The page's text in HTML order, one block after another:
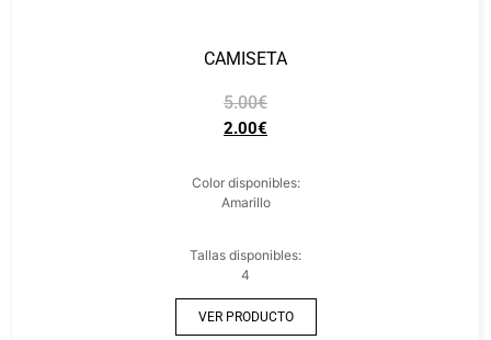
CAMISETA
5.00€
2.00€
Color disponibles:
Amarillo
Tallas disponibles:
4
VER PRODUCTO